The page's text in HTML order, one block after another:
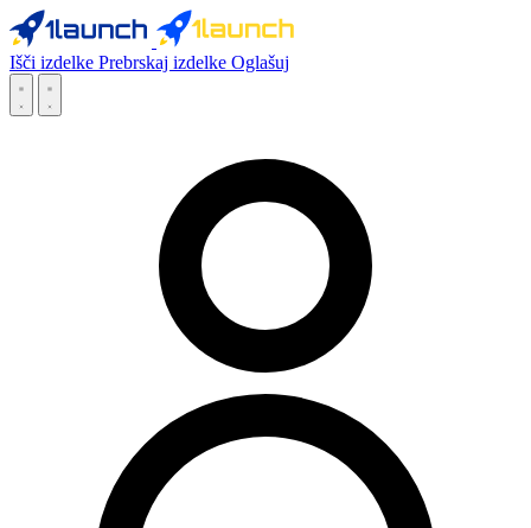
Išči izdelke Prebrskaj izdelke Oglašuj